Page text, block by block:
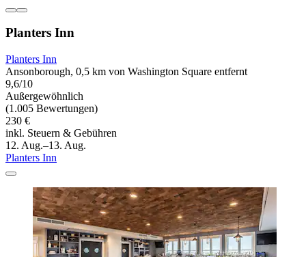
Planters Inn
Planters Inn
Ansonborough, 0,5 km von Washington Square entfernt
9,6/10
Außergewöhnlich
(1.005 Bewertungen)
230 €
inkl. Steuern & Gebühren
12. Aug.–13. Aug.
Planters Inn